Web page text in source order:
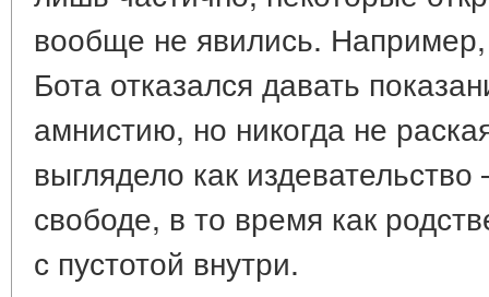
вообще не явились.
Бота отказался давать
амнистию, но никогда не
выглядело как
свободе, в то время как
с пустотой внутри.